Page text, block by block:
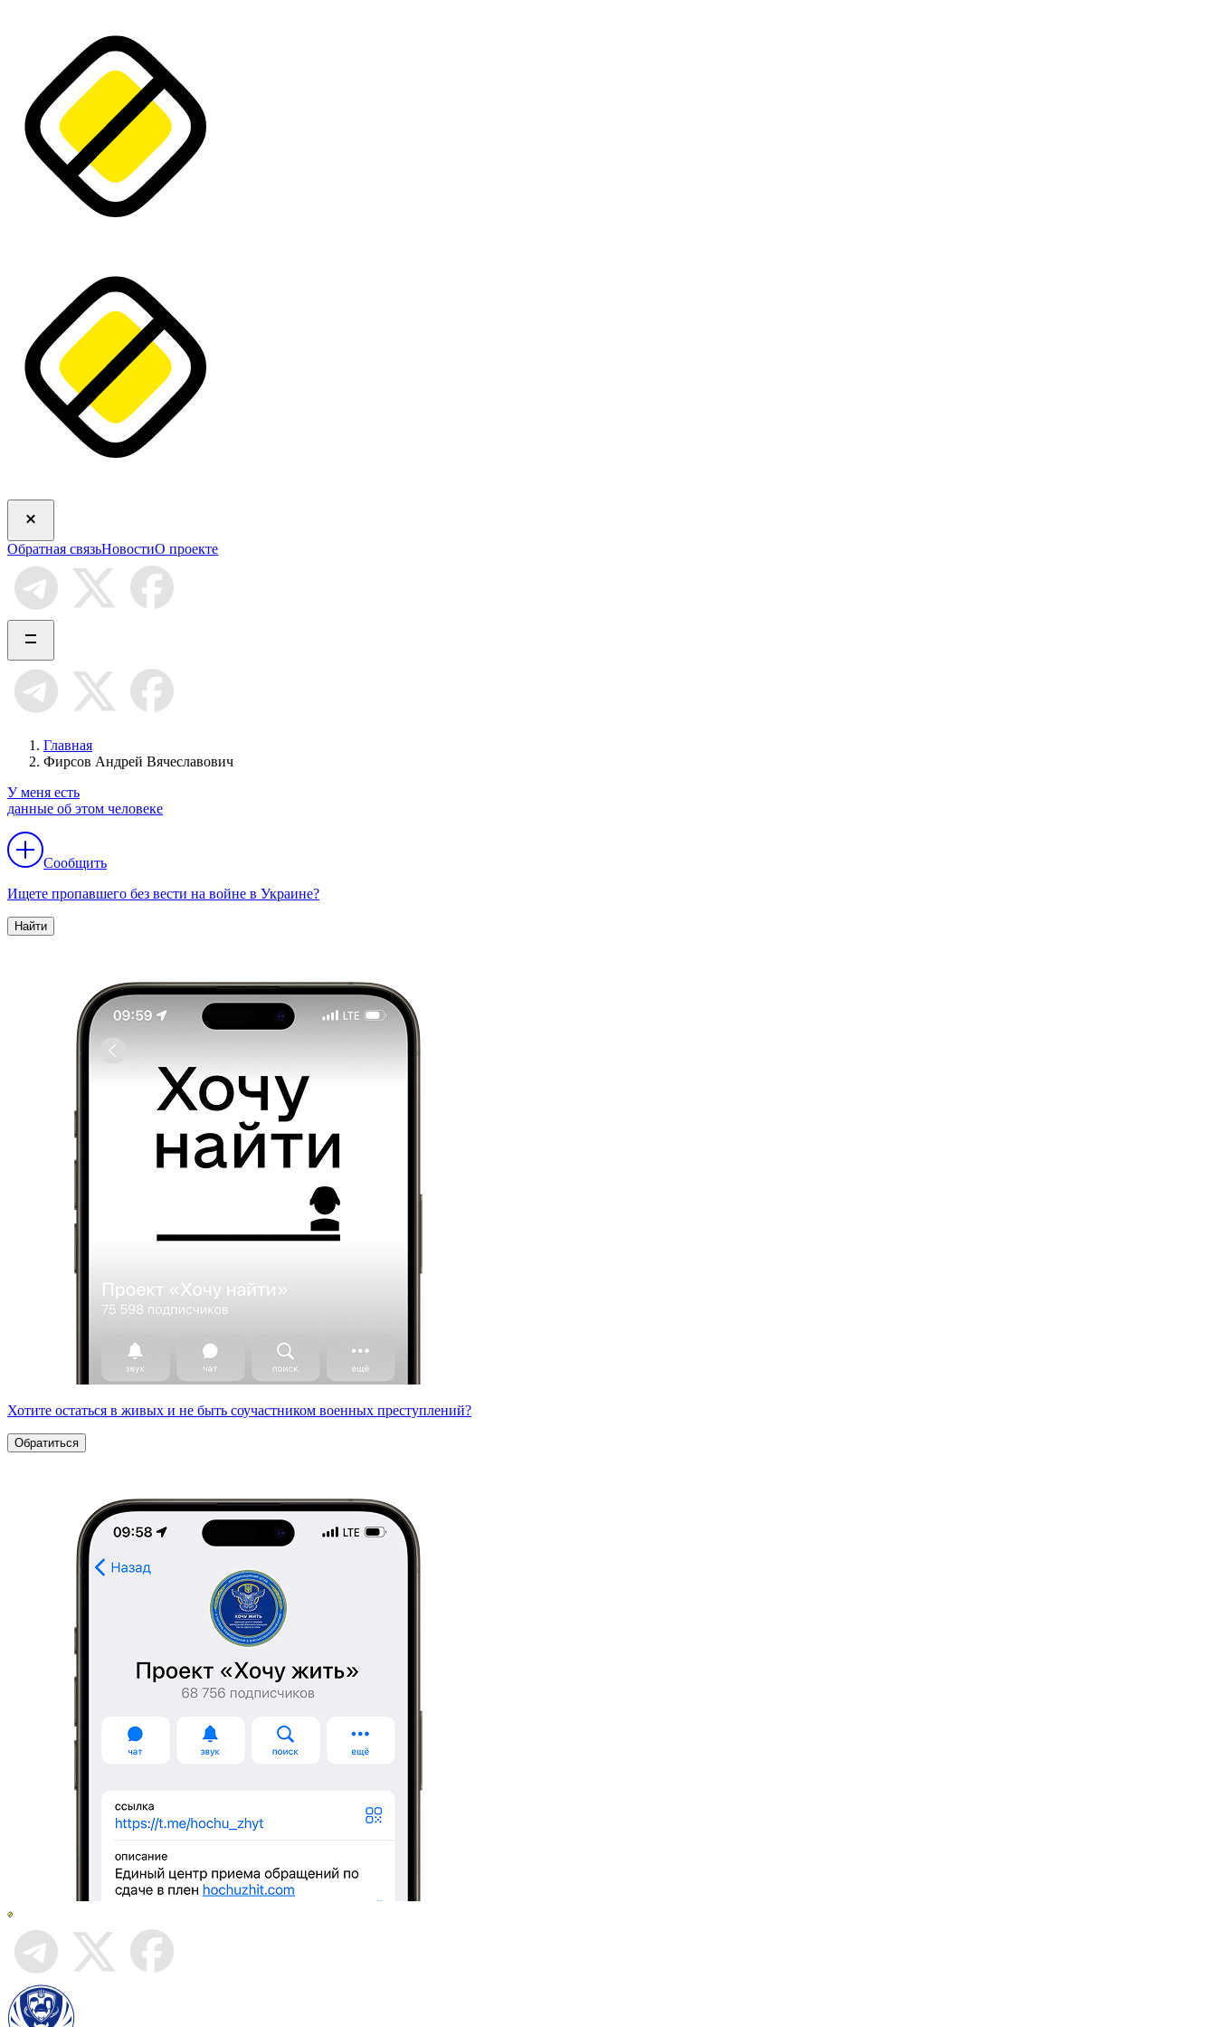
Обратная связьНовостиО проекте
Главная
Фирсов Андрей Вячеславович
У меня есть
данные об этом человеке
Сообщить
Ищете пропавшего без вести на войне в Украине?
Найти
Хотите остаться в живых и не быть соучастником военных преступлений?
Обратиться